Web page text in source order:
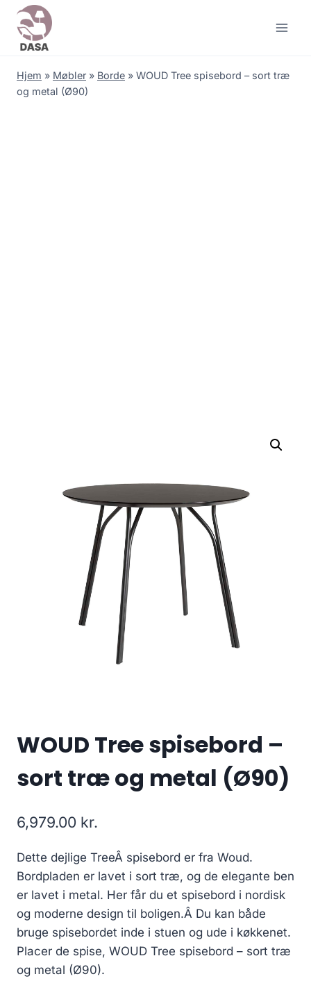
Skip
content
Hjem » Møbler » Borde » WOUD Tree spisebord – sort træ
og metal (Ø90)
WOUD Tree spisebord –
sort træ og metal (Ø90)
6,979.00 kr.
Dette dejlige TreeÂ spisebord er fra Woud.
Bordpladen er lavet i sort træ, og de elegante ben
er lavet i metal. Her får du et spisebord i nordisk
og moderne design til boligen.Â Du kan både
bruge spisebordet inde i stuen og ude i køkkenet.
Placer de spise, WOUD Tree spisebord – sort træ
og metal (Ø90).